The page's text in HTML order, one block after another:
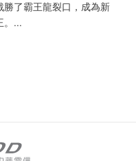
了霸王龍裂口，成為新
。...